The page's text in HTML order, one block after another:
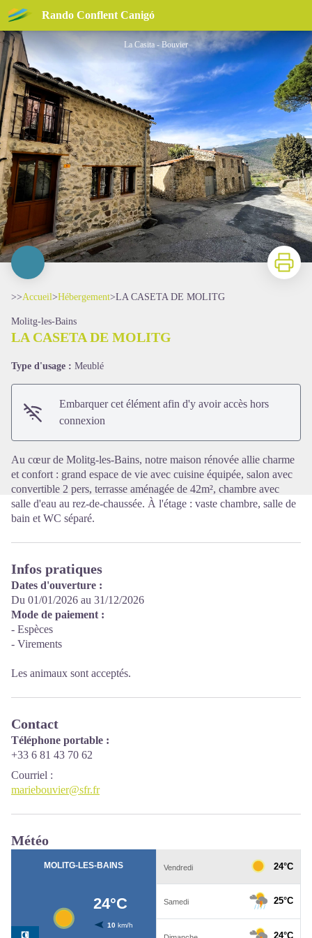
Rando Conflent Canigó
La Casita - Bouvier
Voir l'image en plein écran
Imprimer
>>Accueil>Hébergement>LA CASETA DE MOLITG
Molitg-les-Bains
LA CASETA DE MOLITG
Type d'usage : Meublé
Embarquer cet élément afin d'y avoir accès hors
connexion
Au cœur de Molitg-les-Bains, notre maison rénovée allie charme
et confort : grand espace de vie avec cuisine équipée, salon avec
convertible 2 pers, terrasse aménagée de 42m², chambre avec
salle d'eau au rez-de-chaussée. À l'étage : vaste chambre, salle de
bain et WC séparé.
Infos pratiques
Dates d'ouverture :
Du 01/01/2026 au 31/12/2026
Mode de paiement :
- Espèces
- Virements
Les animaux sont acceptés.
Contact
Téléphone portable :
+33 6 81 43 70 62
Courriel :
mariebouvier@sfr.fr
Météo